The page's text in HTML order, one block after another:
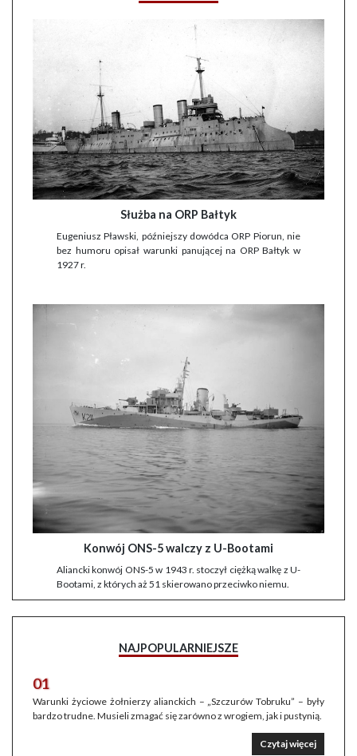
Służba na ORP Bałtyk
Eugeniusz Pławski, późniejszy dowódca ORP Piorun, nie
bez humoru opisał warunki panującej na ORP Bałtyk w
1927 r.
Konwój ONS-5 walczy z U-Bootami
Aliancki konwój ONS-5 w 1943 r. stoczył ciężką walkę z U-
Bootami, z których aż 51 skierowano przeciwko niemu.
NAJPOPULARNIEJSZE
01
Warunki życiowe żołnierzy alianckich – „Szczurów Tobruku” – były
bardzo trudne. Musieli zmagać się zarówno z wrogiem, jak i pustynią.
Czytaj więcej